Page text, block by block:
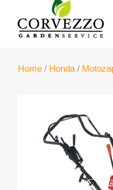
Home / Honda /